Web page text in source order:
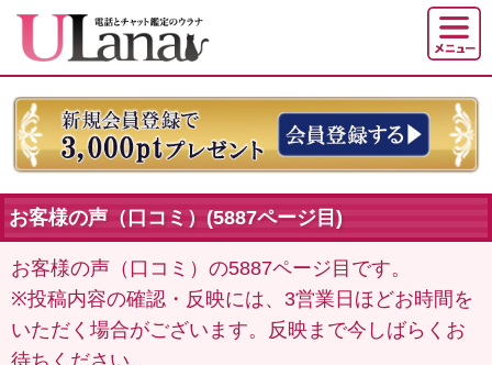
お客様の声（口コミ）(5887ページ目)
お客様の声（口コミ）の5887ページ目です。
※投稿内容の確認・反映には、3営業日ほどお時間を
いただく場合がございます。反映まで今しばらくお
待ちください。